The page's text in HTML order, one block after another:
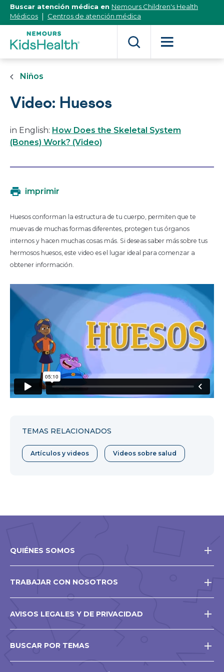
[Skip
Content]
Buscar atención médica en Nemours Children's Health
Médicos
Centros de atención médica
Niños
Video: Huesos
in English: How Does the Skeletal System
(Bones) Work? (Video)
imprimir
Huesos conforman la estructura de tu cuerpo, permiten que te
muevas de muchas formas diferentes, protegen tus órganos
internos y hacen muchas cosas más. Si deseas saber más sobre tus
hermosos huesos, este video es el lugar ideal para comenzar a
obtener información.
TEMAS RELACIONADOS
Artículos y videos Videos sobre salud
QUIÉNES SOMOS
TRABAJAR CON NOSOTROS
AVISOS LEGALES Y DE PRIVACIDAD
BUSCAR POR TEMAS